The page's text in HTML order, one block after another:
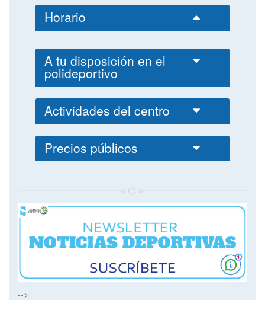
Horario
A tu disposición en el
polideportivo
Actividades del centro
Precios públicos
-->